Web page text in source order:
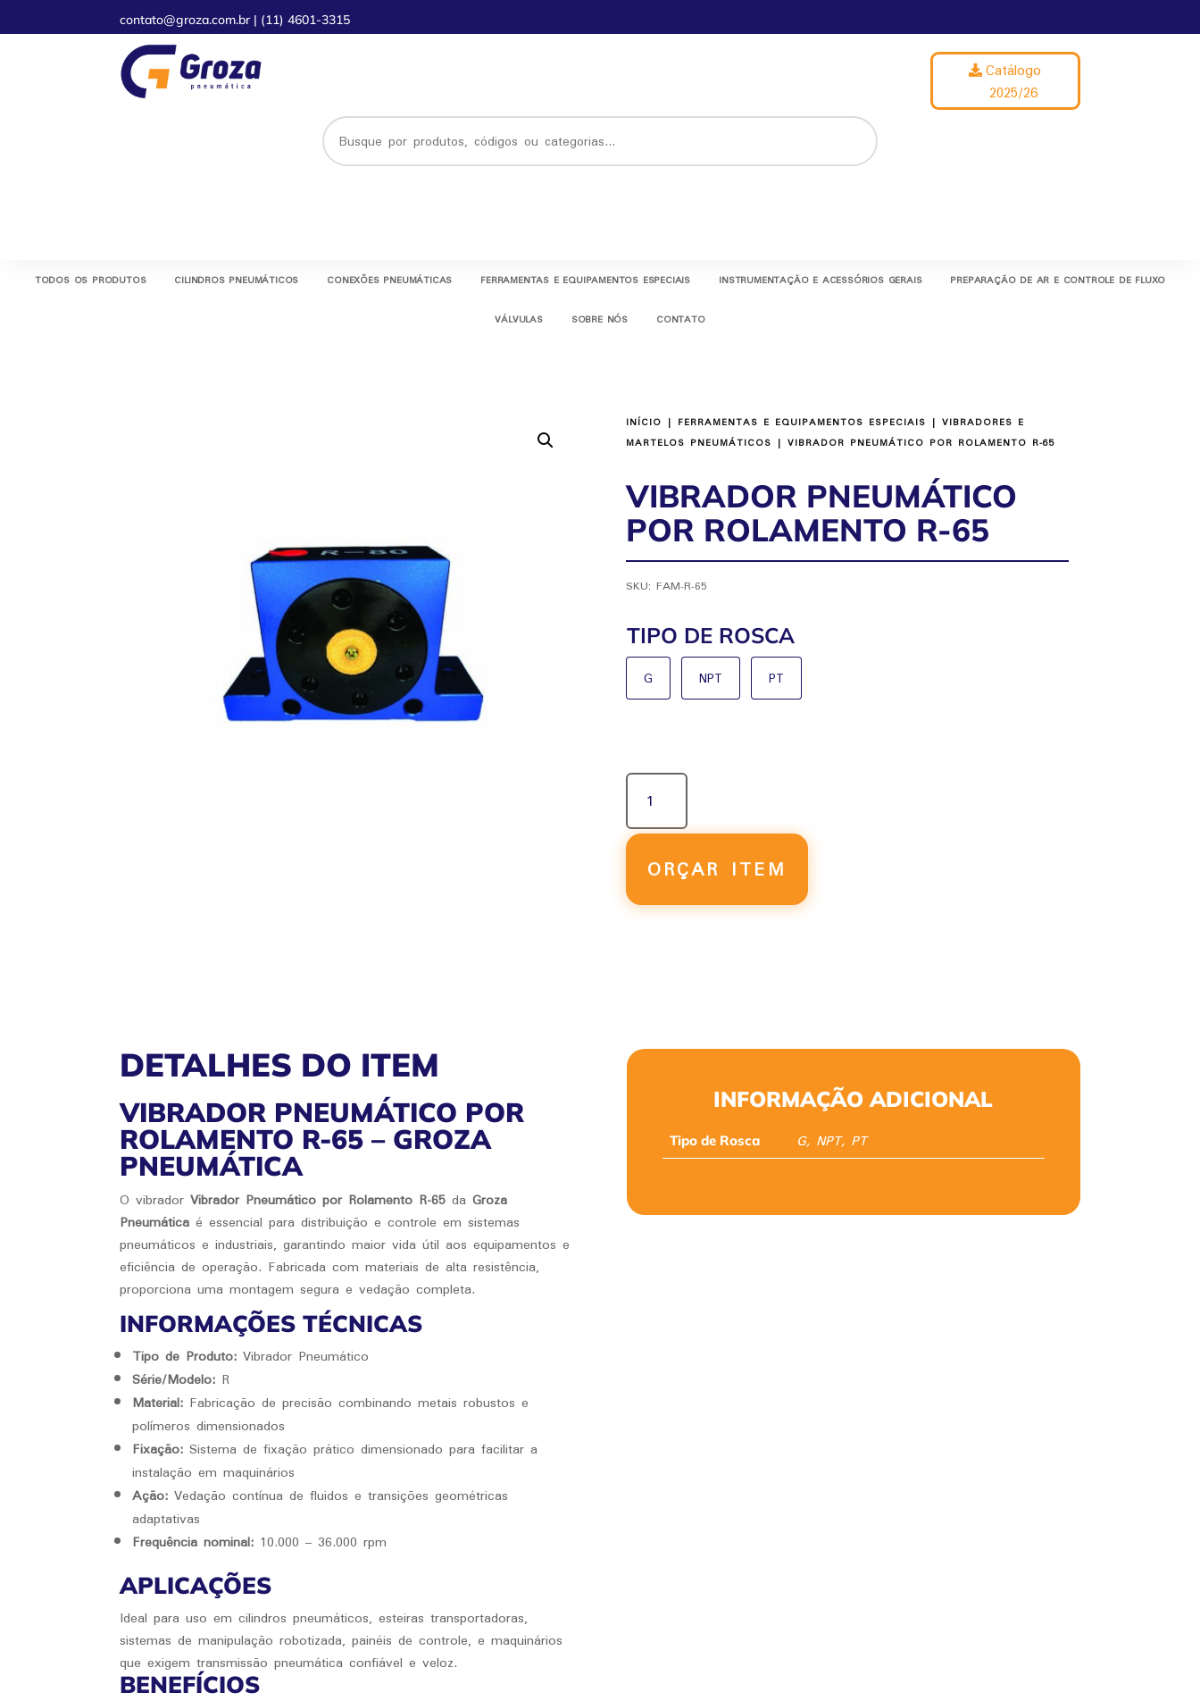
contato@groza.com.br | (11) 4601-3315
Catálogo
2025/26
TODOS OS PRODUTOS CILINDROS PNEUMÁTICOS CONEXÕES PNEUMÁTICAS FERRAMENTAS E EQUIPAMENTOS ESPECIAIS INSTRUMENTAÇÃO E ACESSÓRIOS GERAIS PREPARAÇÃO DE AR E CONTROLE DE FLUXO
VÁLVULAS SOBRE NÓS CONTATO
INÍCIO | FERRAMENTAS E EQUIPAMENTOS ESPECIAIS | VIBRADORES E
MARTELOS PNEUMÁTICOS | VIBRADOR PNEUMÁTICO POR ROLAMENTO R-65
VIBRADOR PNEUMÁTICO
POR ROLAMENTO R-65
SKU: FAM-R-65
TIPO DE ROSCA
G NPT PT
VIBRADOR
PNEUMÁTICO
POR
ROLAMENTO
R-
65
QUANTIDADE
ORÇAR ITEM
DETALHES DO ITEM
VIBRADOR PNEUMÁTICO POR
ROLAMENTO R-65 – GROZA
PNEUMÁTICA
O vibradorVibrador Pneumático por Rolamento R-65 daGroza
Pneumática é essencial para distribuição e controle em sistemas
pneumáticos e industriais, garantindo maior vida útil aos equipamentos e
eficiência de operação. Fabricada com materiais de alta resistência,
proporciona uma montagem segura e vedação completa.
INFORMAÇÕES TÉCNICAS
Tipo de Produto: Vibrador Pneumático
Série/Modelo: R
Material: Fabricação de precisão combinando metais robustos e
polímeros dimensionados
Fixação: Sistema de fixação prático dimensionado para facilitar a
instalação em maquinários
Ação: Vedação contínua de fluidos e transições geométricas
adaptativas
Frequência nominal: 10.000 – 36.000 rpm
APLICAÇÕES
Ideal para uso em cilindros pneumáticos, esteiras transportadoras,
sistemas de manipulação robotizada, painéis de controle, e maquinários
que exigem transmissão pneumática confiável e veloz.
BENEFÍCIOS
INFORMAÇÃO ADICIONAL
Tipo de Rosca G, NPT, PT